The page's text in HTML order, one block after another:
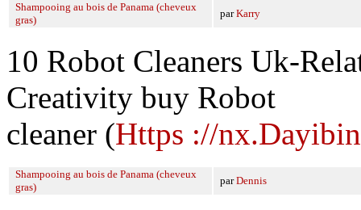
Shampooing au bois de Panama (cheveux
gras)
parKarry
10 Robot Cleaners Uk-
Creativity buy Robot
cleaner (Https ://
Shampooing au bois de Panama (cheveux
gras)
parDennis